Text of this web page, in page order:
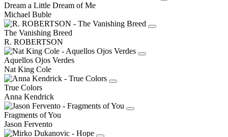
Dream a Little Dream of Me
Michael Buble
The Vanishing Breed
R. ROBERTSON
Aquellos Ojos Verdes
Nat King Cole
True Colors
Anna Kendrick
Fragments of You
Jason Fervento